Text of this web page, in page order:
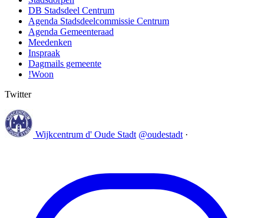
DB Stadsdeel Centrum
Agenda Stadsdeelcommissie Centrum
Agenda Gemeenteraad
Meedenken
Inspraak
Dagmails gemeente
!Woon
Twitter
Wijkcentrum d' Oude Stadt @oudestadt ·